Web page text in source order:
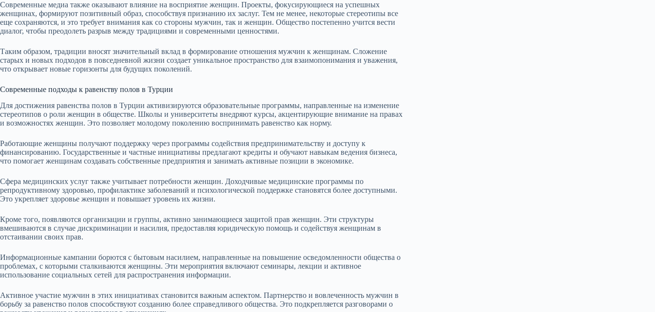
Современные медиа также оказывают влияние на восприятие женщин. Проекты, фокусирующиеся на успешных
женщинах, формируют позитивный образ, способствуя признанию их заслуг. Тем не менее, некоторые стереотипы все
еще сохраняются, и это требует внимания как со стороны мужчин, так и женщин. Общество постепенно учится вести
диалог, чтобы преодолеть разрыв между традициями и современными ценностями.
Таким образом, традиции вносят значительный вклад в формирование отношения мужчин к женщинам. Сложение
старых и новых подходов в повседневной жизни создает уникальное пространство для взаимопонимания и уважения,
что открывает новые горизонты для будущих поколений.
Современные подходы к равенству полов в Турции
Для достижения равенства полов в Турции активизируются образовательные программы, направленные на изменение
стереотипов о роли женщин в обществе. Школы и университеты внедряют курсы, акцентирующие внимание на правах
и возможностях женщин. Это позволяет молодому поколению воспринимать равенство как норму.
Работающие женщины получают поддержку через программы содействия предпринимательству и доступу к
финансированию. Государственные и частные инициативы предлагают кредиты и обучают навыкам ведения бизнеса,
что помогает женщинам создавать собственные предприятия и занимать активные позиции в экономике.
Сфера медицинских услуг также учитывает потребности женщин. Доходчивые медицинские программы по
репродуктивному здоровью, профилактике заболеваний и психологической поддержке становятся более доступными.
Это укрепляет здоровье женщин и повышает уровень их жизни.
Кроме того, появляются организации и группы, активно занимающиеся защитой прав женщин. Эти структуры
вмешиваются в случае дискриминации и насилия, предоставляя юридическую помощь и содействуя женщинам в
отстаивании своих прав.
Информационные кампании борются с бытовым насилием, направленные на повышение осведомленности общества о
проблемах, с которыми сталкиваются женщины. Эти мероприятия включают семинары, лекции и активное
использование социальных сетей для распространения информации.
Активное участие мужчин в этих инициативах становится важным аспектом. Партнерство и вовлеченность мужчин в
борьбу за равенство полов способствуют созданию более справедливого общества. Это подкрепляется разговорами о